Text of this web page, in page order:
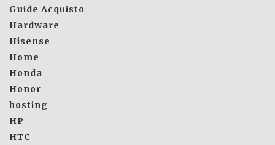
Guide Acquisto
Hardware
Hisense
Home
Honda
Honor
hosting
HP
HTC